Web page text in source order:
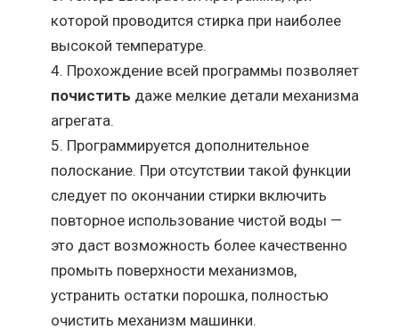
которой проводится стирка при наиболее
высокой температуре.
Прохождение всей программы позволяет
почистить даже мелкие детали механизма
агрегата.
Программируется дополнительное
полоскание. При отсутствии такой функции
следует по окончании стирки включить
повторное использование чистой воды —
это даст возможность более качественно
промыть поверхности механизмов,
устранить остатки порошка, полностью
очистить механизм машинки.